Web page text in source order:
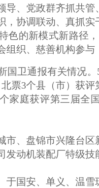
导、党政群齐抓共
，协调联动、真抓
色的新模式新路径
组织、慈善机构参
国卫通报有关情况
票3个县（市）获
家庭获评第三届全
市、盘锦市兴隆台
发动机装配厂特级
于国安、单义、温